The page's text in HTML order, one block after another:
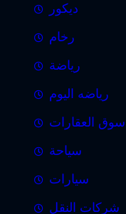
ديكور
رخام
رياضة
رياضه اليوم
سوق العقارات
سياحة
سيارات
شركات النقل